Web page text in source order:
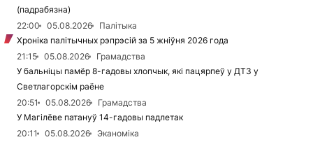
(падрабязна)
22:00
05.08.2026
Палітыка
Хроніка палітычных рэпрэсій за 5 жніўня 2026 года
21:15
05.08.2026
Грамадства
У бальніцы памёр 8-гадовы хлопчык, які пацярпеў у ДТЗ у
Светлагорскім раёне
20:51
05.08.2026
Грамадства
У Магілёве патануў 14-гадовы падлетак
20:11
05.08.2026
Эканоміка